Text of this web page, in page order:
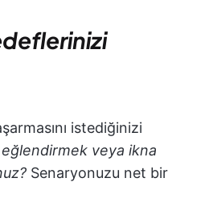
istediğinizi
veya ikna
Senaryonuzu net bir